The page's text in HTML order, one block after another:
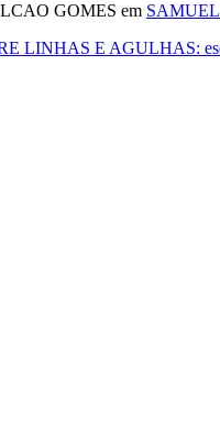
GOMES em
LINHAS E AGULHAS: